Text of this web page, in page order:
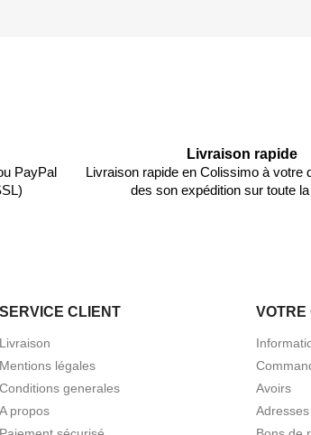
PayPal
Livraison rapide
Livraison rapide en Colissimo à votre
des son expédition sur toute
SERVICE CLIENT
Livraison
Mentions légales
Conditions generales
A propos
VOTRE
Avoirs
Adresses